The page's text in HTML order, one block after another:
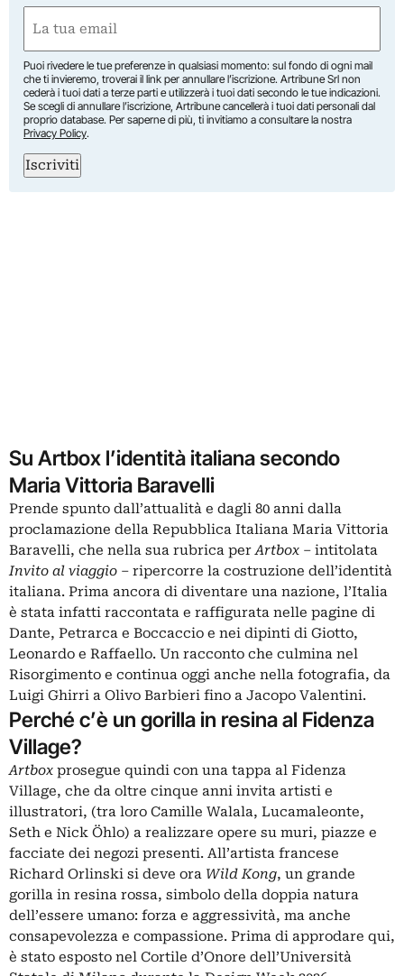
Nome
(Obbligatorio)
Puoi rivedere le tue preferenze in qualsiasi momento: sul fondo di ogni mail
che ti invieremo, troverai il link per annullare l’iscrizione. Artribune Srl non
cederà i tuoi dati a terze parti e utilizzerà i tuoi dati secondo le tue indicazioni.
Se scegli di annullare l’iscrizione, Artribune cancellerà i tuoi dati personali dal
proprio database. Per saperne di più, ti invitiamo a consultare la nostra
Privacy Policy.
Iscriviti
Su Artbox l’identità italiana secondo
Maria Vittoria Baravelli
Prende spunto dall’attualità e dagli 80 anni dalla
proclamazione della Repubblica Italiana Maria Vittoria
Baravelli, che nella sua rubrica perArtbox – intitolata
Invito al viaggio – ripercorre la costruzione dell’identità
italiana. Prima ancora di diventare una nazione, l’Italia
è stata infatti raccontata e raffigurata nelle pagine di
Dante, Petrarca e Boccaccio e nei dipinti di Giotto,
Leonardo e Raffaello. Un racconto che culmina nel
Risorgimento e continua oggi anche nella fotografia, da
Luigi Ghirri a Olivo Barbieri fino a Jacopo Valentini.
Perché c’è un gorilla in resina al Fidenza
Village?
Artbox prosegue quindi con una tappa al Fidenza
Village, che da oltre cinque anni invita artisti e
illustratori, (tra loro Camille Walala, Lucamaleonte,
Seth e Nick Öhlo) a realizzare opere su muri, piazze e
facciate dei negozi presenti. All’artista francese
Richard Orlinski si deve ora Wild Kong, un grande
gorilla in resina rossa, simbolo della doppia natura
dell’essere umano: forza e aggressività, ma anche
consapevolezza e compassione. Prima di approdare qui,
è stato esposto nel Cortile d’Onore dell’Università